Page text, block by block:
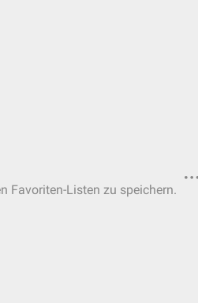
Favoriten-Listen zu speichern.